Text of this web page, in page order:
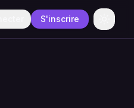
S'inscrire